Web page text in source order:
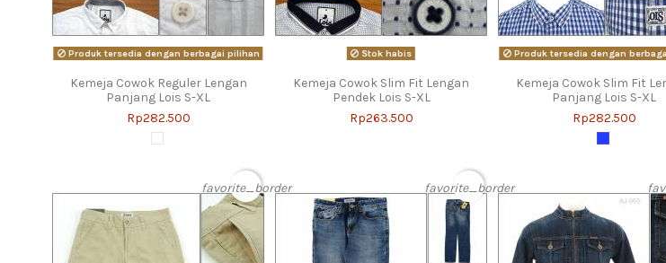
Produk tersedia dengan berbagai pilihan
Kemeja Cowok Reguler Lengan
Panjang Lois S-XL
Rp282.500
Stok habis
Kemeja Cowok Slim Fit Lengan
Pendek Lois S-XL
Rp263.500
Produk tersedia dengan
Kemeja Cowok Slim Fit
Panjang Lois S-XL
Rp282.500
favorite_border favorite_border